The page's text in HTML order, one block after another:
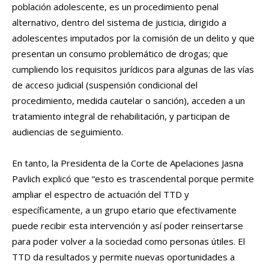
población adolescente, es un procedimiento penal
alternativo, dentro del sistema de justicia, dirigido a
adolescentes imputados por la comisión de un delito y que
presentan un consumo problemático de drogas; que
cumpliendo los requisitos jurídicos para algunas de las vías
de acceso judicial (suspensión condicional del
procedimiento, medida cautelar o sanción), acceden a un
tratamiento integral de rehabilitación, y participan de
audiencias de seguimiento.
En tanto, la Presidenta de la Corte de Apelaciones Jasna
Pavlich explicó que “esto es trascendental porque permite
ampliar el espectro de actuación del TTD y
específicamente, a un grupo etario que efectivamente
puede recibir esta intervención y así poder reinsertarse
para poder volver a la sociedad como personas útiles. El
TTD da resultados y permite nuevas oportunidades a